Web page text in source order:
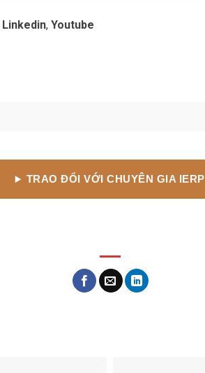
Linkedin, Youtube
TRAO ĐỔI VỚI CHUYÊN GIA IERP